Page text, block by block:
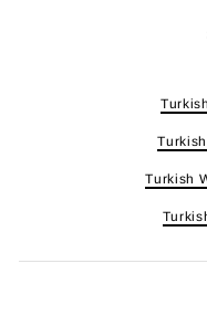
Turkish